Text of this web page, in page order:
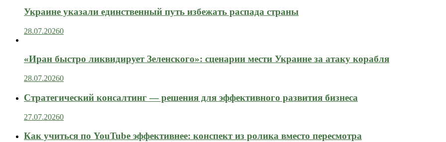
Украине указали единственный путь избежать распада страны
28.07.20260
«Иран быстро ликвидирует Зеленского»: сценарии мести Украине за атаку корабля
28.07.20260
Стратегический консалтинг — решения для эффективного развития бизнеса
27.07.20260
Как учиться по YouTube эффективнее: конспект из ролика вместо пересмотра